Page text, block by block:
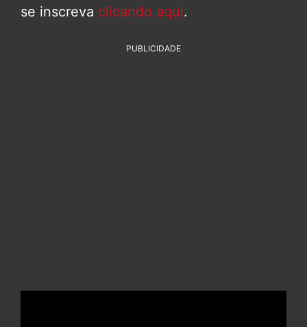
se inscreva clicando aqui.
PUBLICIDADE